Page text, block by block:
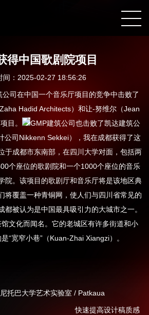
得中国歌剧院项目
间：2025-02-27 18:56:26
司在中国一个音乐厅项目的竞争中击败了
Hadid Architects）和让-努维尔（Jean
目。
GMP建筑公司也击败了凯达建筑公
公司Nikkenn Sekkei），我在成都获得了这
于成都市东南部，在四川大学对面，包括两
个座位的歌剧院和一个1000个座位的音乐
院。该项目的歌剧厅和音乐厅将是该地区典
将覆盖一种青铜网，使人们与四川省常见的
都被认为是中国最具吸引力的大城市之一。
文化而闻名。它的老城区有许多街道和小
“宽窄小巷”（Kuan-Zhai Xiangzi）。
托巴大学艺术实验室 / Patkaua
快速提高设计稿质感